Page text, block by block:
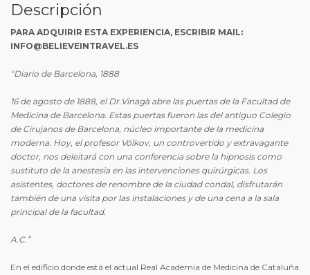
Descripción
PARA ADQUIRIR ESTA EXPERIENCIA, ESCRIBIR MAIL:
INFO@BELIEVEINTRAVEL.ES
“Diario de Barcelona, 1888
16 de agosto de 1888, el Dr.Vinagà abre las puertas de la Facultad de
Medicina de Barcelona. Estas puertas fueron las del antiguo Colegio
de Cirujanos de Barcelona, núcleo importante de la medicina
moderna. Hoy, el profesor Vólkov, un controvertido y extravagante
doctor, nos deleitará con una conferencia sobre la hipnosis como
sustituto de la anestesia en las intervenciones quirúrgicas. Los
asistentes, doctores de renombre de la ciudad condal, disfrutarán
también de una visita por las instalaciones y de una cena a la sala
principal de la facultad.
A.C.”
En el edificio donde está el actual Real Academia de Medicina de Cataluña